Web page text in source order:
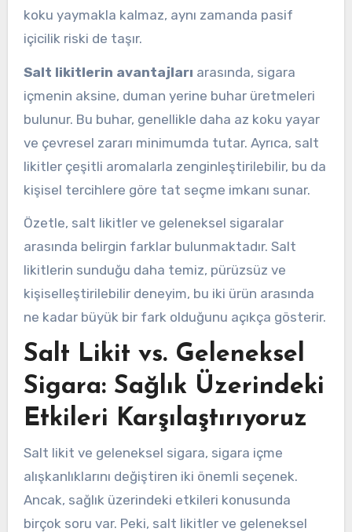
koku yaymakla kalmaz, aynı zamanda pasif
içicilik riski de taşır.
Salt likitlerin avantajları arasında, sigara
içmenin aksine, duman yerine buhar üretmeleri
bulunur. Bu buhar, genellikle daha az koku yayar
ve çevresel zararı minimumda tutar. Ayrıca, salt
likitler çeşitli aromalarla zenginleştirilebilir, bu da
kişisel tercihlere göre tat seçme imkanı sunar.
Özetle, salt likitler ve geleneksel sigaralar
arasında belirgin farklar bulunmaktadır. Salt
likitlerin sunduğu daha temiz, pürüzsüz ve
kişiselleştirilebilir deneyim, bu iki ürün arasında
ne kadar büyük bir fark olduğunu açıkça gösterir.
Salt Likit vs. Geleneksel
Sigara: Sağlık Üzerindeki
Etkileri Karşılaştırıyoruz
Salt likit ve geleneksel sigara, sigara içme
alışkanlıklarını değiştiren iki önemli seçenek.
Ancak, sağlık üzerindeki etkileri konusunda
birçok soru var. Peki, salt likitler ve geleneksel